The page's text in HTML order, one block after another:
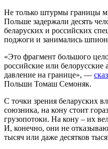
Не только штурмы границы
Польше задержали десять
беларуских и российских
поджоги и занимались
«Это фрагмент большого
российские или белорусские
давление на границе», —
Польши Томаш Семоняк.
С точки зрения беларуских
союзника, на кону стоит
грузопотоки. На кону – их
И, конечно, они не
тысяч или даже десятков